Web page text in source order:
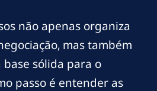
não apenas organiza
mas também
sólida para o
passo é entender as